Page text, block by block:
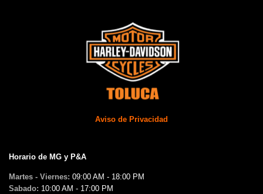
Aviso de Privacidad
Horario de MG y P&A
Martes - Viernes: 09:00 AM - 18:00 PM
Sabado: 10:00 AM - 17:00 PM